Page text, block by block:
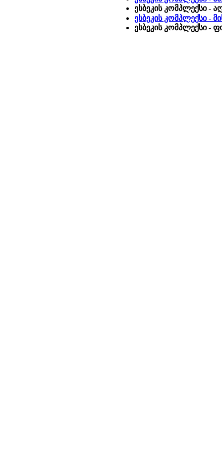
ესბეკის კომპლექსი -
ესბეკის კომპლექსი -
ესბეკის კომპლექსი -